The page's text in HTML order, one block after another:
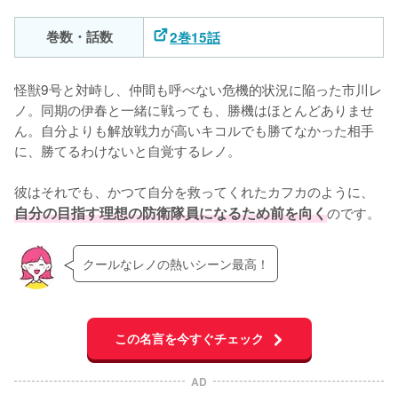
巻数・話数 2巻15話
怪獣9号と対峙し、仲間も呼べない危機的状況に陥った市川レ
ノ。同期の伊春と一緒に戦っても、勝機はほとんどありませ
ん。自分よりも解放戦力が高いキコルでも勝てなかった相手
に、勝てるわけないと自覚するレノ。
彼はそれでも、かつて自分を救ってくれたカフカのように、
自分の目指す理想の防衛隊員になるため前を向くのです。
クールなレノの熱いシーン最高！
この名言を今すぐチェック
AD